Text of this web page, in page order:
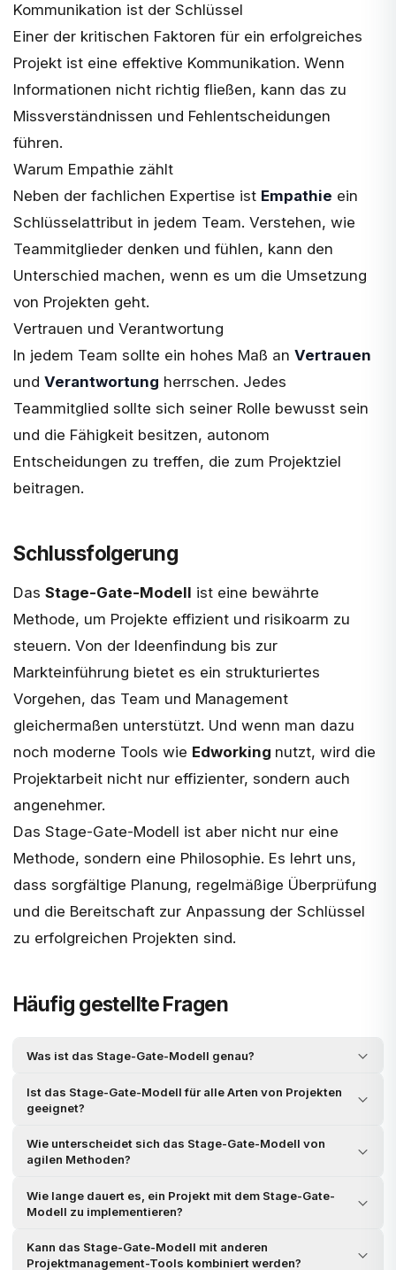
Kommunikation ist der Schlüssel
Einer der kritischen Faktoren für ein erfolgreiches
Projekt ist eine effektive Kommunikation. Wenn
Informationen nicht richtig fließen, kann das zu
Missverständnissen und Fehlentscheidungen
führen.
Warum Empathie zählt
Neben der fachlichen Expertise ist Empathie ein
Schlüsselattribut in jedem Team. Verstehen, wie
Teammitglieder denken und fühlen, kann den
Unterschied machen, wenn es um die Umsetzung
von Projekten geht.
Vertrauen und Verantwortung
In jedem Team sollte ein hohes Maß an Vertrauen
und Verantwortung herrschen. Jedes
Teammitglied sollte sich seiner Rolle bewusst sein
und die Fähigkeit besitzen, autonom
Entscheidungen zu treffen, die zum Projektziel
beitragen.
Schlussfolgerung
Das Stage-Gate-Modell ist eine bewährte
Methode, um Projekte effizient und risikoarm zu
steuern. Von der Ideenfindung bis zur
Markteinführung bietet es ein strukturiertes
Vorgehen, das Team und Management
gleichermaßen unterstützt. Und wenn man dazu
noch moderne Tools wie Edworking nutzt, wird die
Projektarbeit nicht nur effizienter, sondern auch
angenehmer.
Das Stage-Gate-Modell ist aber nicht nur eine
Methode, sondern eine Philosophie. Es lehrt uns,
dass sorgfältige Planung, regelmäßige Überprüfung
und die Bereitschaft zur Anpassung der Schlüssel
zu erfolgreichen Projekten sind.
Häufig gestellte Fragen
Was ist das Stage-Gate-Modell genau?
Ist das Stage-Gate-Modell für alle Arten von Projekten
geeignet?
Wie unterscheidet sich das Stage-Gate-Modell von
agilen Methoden?
Wie lange dauert es, ein Projekt mit dem Stage-Gate-
Modell zu implementieren?
Kann das Stage-Gate-Modell mit anderen
Projektmanagement-Tools kombiniert werden?